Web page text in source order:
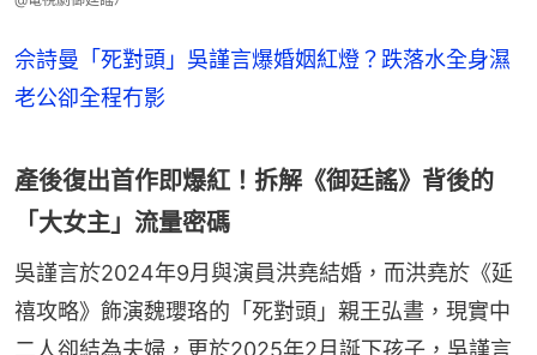
佘詩曼「死對頭」吳謹言爆婚姻紅燈？跌落水全身濕
老公卻全程冇影
產後復出首作即爆紅！拆解《御廷謠》背後的
「大女主」流量密碼
吳謹言於2024年9月與演員洪堯結婚，而洪堯於《延
禧攻略》飾演魏瓔珞的「死對頭」親王弘晝，現實中
二人卻結為夫婦，更於2025年2月誕下孩子，吳謹言